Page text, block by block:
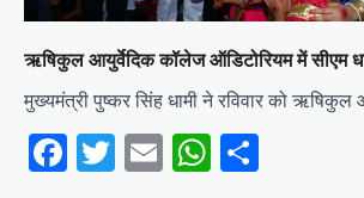
ऋषिकुल आयुर्वेदिक कॉलेज ऑडिटोरियम में सीएम
मुख्यमंत्री पुष्कर सिंह धामी ने रविवार को
Facebook
Twitter
EmailWhatsApp